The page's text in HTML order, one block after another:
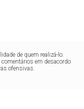
de quem realizá-lo.
em desacordo
ofensivas.